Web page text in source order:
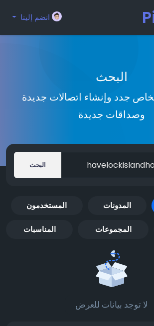
انضم إلينا
البحث
جدد وإنشاء اتصالات جديدة
وصداقات جديدة
البحث
المدونات المستخدمون
المجموعات المناسبات
لا توجد بيانات للعرض